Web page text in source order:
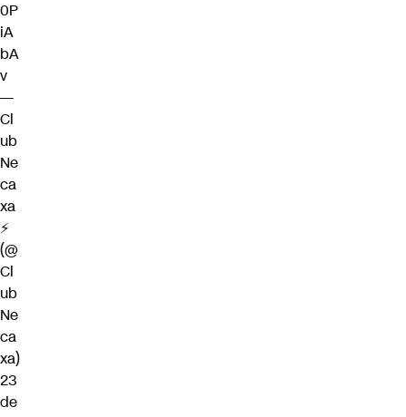
0P
iA
bA
v
—
Cl
ub
Ne
ca
xa
⚡
(@
Cl
ub
Ne
ca
xa)
23
de